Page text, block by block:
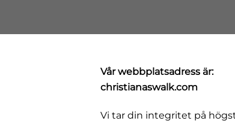
Vår webbplatsadress är:
christianaswalk.com
Vi tar din integritet på